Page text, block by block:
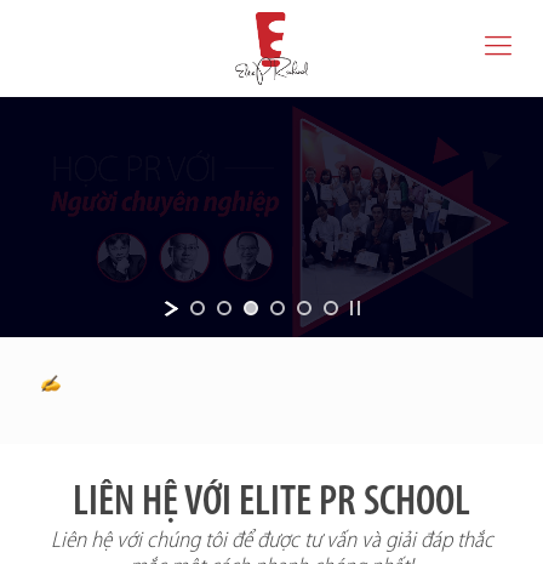
LIÊN HỆ VỚI ELITE PR SCHOOL
Liên hệ với chúng tôi để được tư vấn và giải đáp thắc